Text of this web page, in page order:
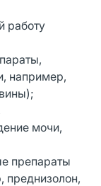
работу
например,
мочи,
препараты
преднизолон,